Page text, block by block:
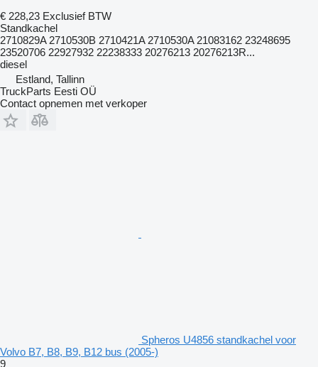
€ 228,23 Exclusief BTW
Standkachel
2710829A 2710530B 2710421A 2710530A 21083162 23248695
23520706 22927932 22238333 20276213 20276213R...
diesel
Estland, Tallinn
TruckParts Eesti OÜ
Contact opnemen met verkoper
Spheros U4856 standkachel voor
Volvo B7, B8, B9, B12 bus (2005-)
9